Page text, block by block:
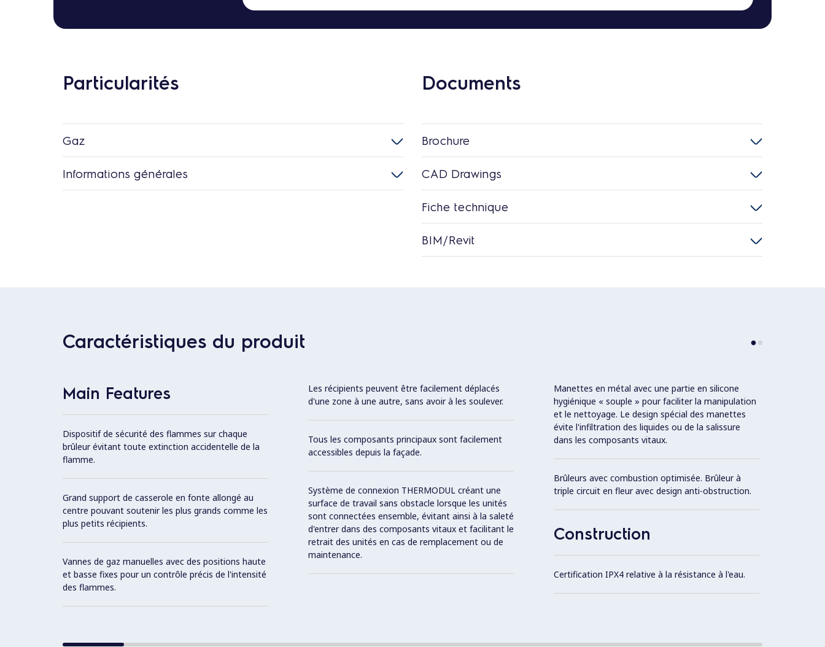
Particularités
Gaz
Informations générales
Documents
Brochure
CAD Drawings
Fiche technique
BIM/Revit
Caractéristiques du produit
Main Features
Dispositif de sécurité des flammes sur chaque
brûleur évitant toute extinction accidentelle de la
flamme.
Grand support de casserole en fonte allongé au
centre pouvant soutenir les plus grands comme les
plus petits récipients.
Vannes de gaz manuelles avec des positions haute
et basse fixes pour un contrôle précis de l'intensité
des flammes.
Les récipients peuvent être facilement déplacés
d'une zone à une autre, sans avoir à les soulever.
Tous les composants principaux sont facilement
accessibles depuis la façade.
Système de connexion THERMODUL créant une
surface de travail sans obstacle lorsque les unités
sont connectées ensemble, évitant ainsi à la saleté
d'entrer dans des composants vitaux et facilitant le
retrait des unités en cas de remplacement ou de
maintenance.
Manettes en métal avec une partie en silicone
hygiénique « souple » pour faciliter la manipulation
et le nettoyage. Le design spécial des manettes
évite l'infiltration des liquides ou de la salissure
dans les composants vitaux.
Brûleurs avec combustion optimisée. Brûleur à
triple circuit en fleur avec design anti-obstruction.
Construction
Certification IPX4 relative à la résistance à l'eau.